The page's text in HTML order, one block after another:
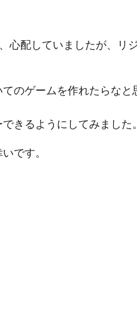
心配していましたが、リ
のゲームを作れたらなと
きるようにしてみました。
です。